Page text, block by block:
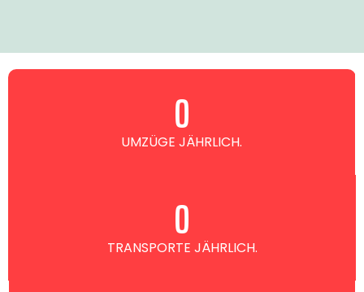
UMZÜGE JÄHRLICH.
0
TRANSPORTE JÄHRLICH.
0